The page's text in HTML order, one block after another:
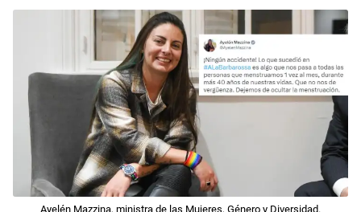
Ayelén Mazzina, ministra de las Mujeres, Género y Diversidad.